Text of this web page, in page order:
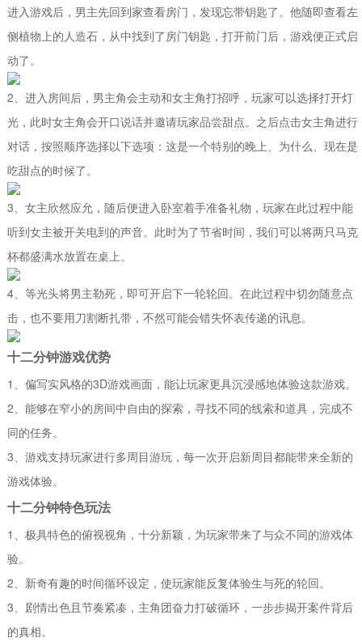
进入游戏后，男主先回到家查看房门，发现忘带钥匙了。他随即查看左
侧植物上的人造石，从中找到了房门钥匙，打开前门后，游戏便正式启
动了。
2、进入房间后，男主角会主动和女主角打招呼，玩家可以选择打开灯
光，此时女主角会开口说话并邀请玩家品尝甜点。之后点击女主角进行
对话，按照顺序选择以下选项：这是一个特别的晚上、为什么、现在是
吃甜点的时候了。
3、女主欣然应允，随后便进入卧室着手准备礼物，玩家在此过程中能
听到女主被开关电到的声音。此时为了节省时间，我们可以将两只马克
杯都盛满水放置在桌上。
4、等光头将男主勒死，即可开启下一轮轮回。在此过程中切勿随意点
击，也不要用刀割断扎带，不然可能会错失怀表传递的讯息。
十二分钟游戏优势
1、偏写实风格的3D游戏画面，能让玩家更具沉浸感地体验这款游戏。
2、能够在窄小的房间中自由的探索，寻找不同的线索和道具，完成不
同的任务。
3、游戏支持玩家进行多周目游玩，每一次开启新周目都能带来全新的
游戏体验。
十二分钟特色玩法
1、极具特色的俯视视角，十分新颖，为玩家带来了与众不同的游戏体
验。
2、新奇有趣的时间循环设定，使玩家能反复体验生与死的轮回。
3、剧情出色且节奏紧凑，主角团奋力打破循环，一步步揭开案件背后
的真相。